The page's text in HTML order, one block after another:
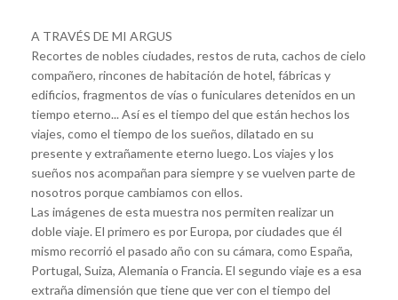
A TRAVÉS DE MI ARGUS
Recortes de nobles ciudades, restos de ruta, cachos de cielo
compañero, rincones de habitación de hotel, fábricas y
edificios, fragmentos de vías o funiculares detenidos en un
tiempo eterno... Así es el tiempo del que están hechos los
viajes, como el tiempo de los sueños, dilatado en su
presente y extrañamente eterno luego. Los viajes y los
sueños nos acompañan para siempre y se vuelven parte de
nosotros porque cambiamos con ellos.
Las imágenes de esta muestra nos permiten realizar un
doble viaje. El primero es por Europa, por ciudades que él
mismo recorrió el pasado año con su cámara, como España,
Portugal, Suiza, Alemania o Francia. El segundo viaje es a esa
extraña dimensión que tiene que ver con el tiempo del